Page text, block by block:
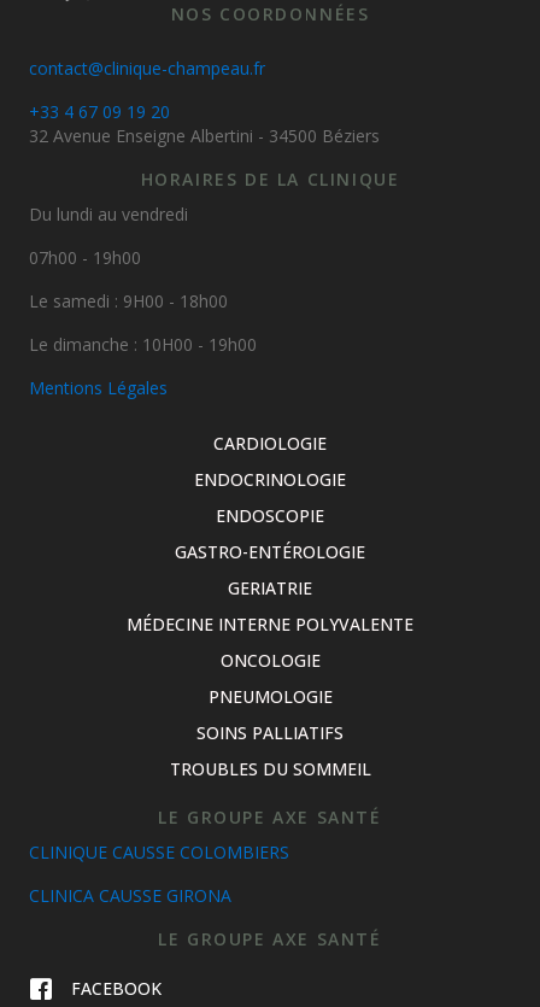
NOS COORDONNÉES
contact@clinique-champeau.fr
+33 4 67 09 19 20
32 Avenue Enseigne Albertini - 34500 Béziers
HORAIRES DE LA CLINIQUE
Du lundi au vendredi
07h00 - 19h00
Le samedi : 9H00 - 18h00
Le dimanche : 10H00 - 19h00
Mentions Légales
CARDIOLOGIE
ENDOCRINOLOGIE
ENDOSCOPIE
GASTRO-ENTÉROLOGIE
GERIATRIE
MÉDECINE INTERNE POLYVALENTE
ONCOLOGIE
PNEUMOLOGIE
SOINS PALLIATIFS
TROUBLES DU SOMMEIL
LE GROUPE AXE SANTÉ
CLINIQUE CAUSSE COLOMBIERS
CLINICA CAUSSE GIRONA
LE GROUPE AXE SANTÉ
FACEBOOK